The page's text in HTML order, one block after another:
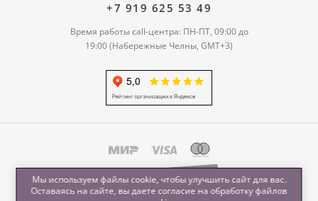
+7 919 625 53 49
Время работы call-центра: ПН-ПТ, 09:00 до
19:00 (Набережные Челны, GMT+3)
Мы используем файлы cookie, чтобы улучшить сайт для вас.
Оставаясь на сайте, вы даете согласие на обработкуфайлов